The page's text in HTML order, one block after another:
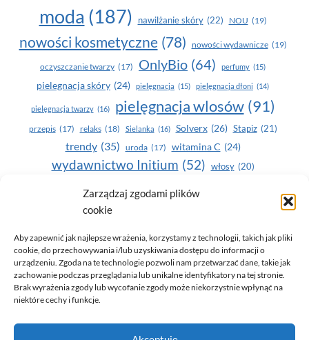
Zarządzaj zgodami plików
cookie
Aby zapewnić jak najlepsze wrażenia, korzystamy z technologii, takich jak pliki
cookie, do przechowywania i/lub uzyskiwania dostępu do informacji o
urządzeniu. Zgoda na te technologie pozwoli nam przetwarzać dane, takie jak
zachowanie podczas przeglądania lub unikalne identyfikatory na tej stronie.
Brak wyrażenia zgody lub wycofanie zgody może niekorzystnie wpłynąć na
niektóre cechy i funkcje.
moda (187) nawilżanie skóry (22) NOU (19)
nowości kosmetyczne (78) nowości wydawnicze (19)
oczyszczanie twarzy (17) OnlyBio (64) perfumy (15)
pielegnacja skóry (24) pielęgnacja (15) pielęgnacja dłoni (14)
pielęgnacja twarzy (16) pielęgnacja wlosów (91)
przepis (17) relaks (18) Sielanka (16) Solverx (26) Stapiz (21)
trendy (35) uroda (17) witamina C (24)
wydawnictwo Initium (52) włosy (20)
Yasumi(164) zdrowe zęby
zdrowie
© 2026 Only You - portal dla kobiet (uroda, moda, zdrowie)